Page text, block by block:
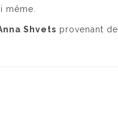
même.
Shvets provenant de